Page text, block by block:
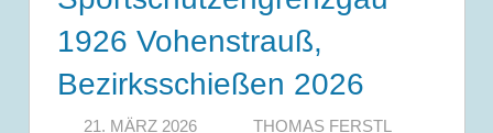
1926 Vohenstrauß,
Bezirksschießen 2026
21. MÄRZ 2026 THOMAS FERSTL